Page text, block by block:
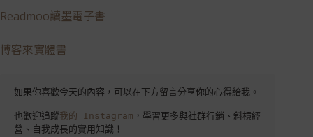
Readmoo讀墨電子書
博客來實體書
如果你喜歡今天的內容，可以在下方留言分享你的心得給我。
也歡迎追蹤我的 Instagram ，學習更多與社群行銷、斜槓經
營、自我成長的實用知識！